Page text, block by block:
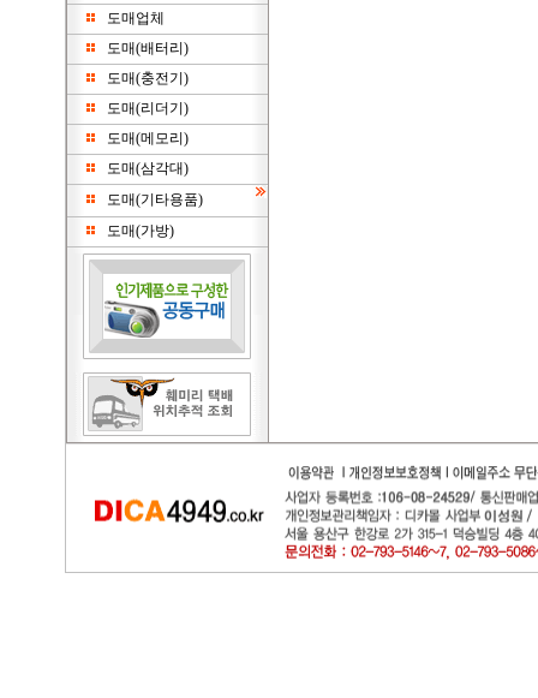
도매업체
도매(배터리)
도매(충전기)
도매(리더기)
도매(메모리)
도매(삼각대)
도매(기타용품)
도매(가방)